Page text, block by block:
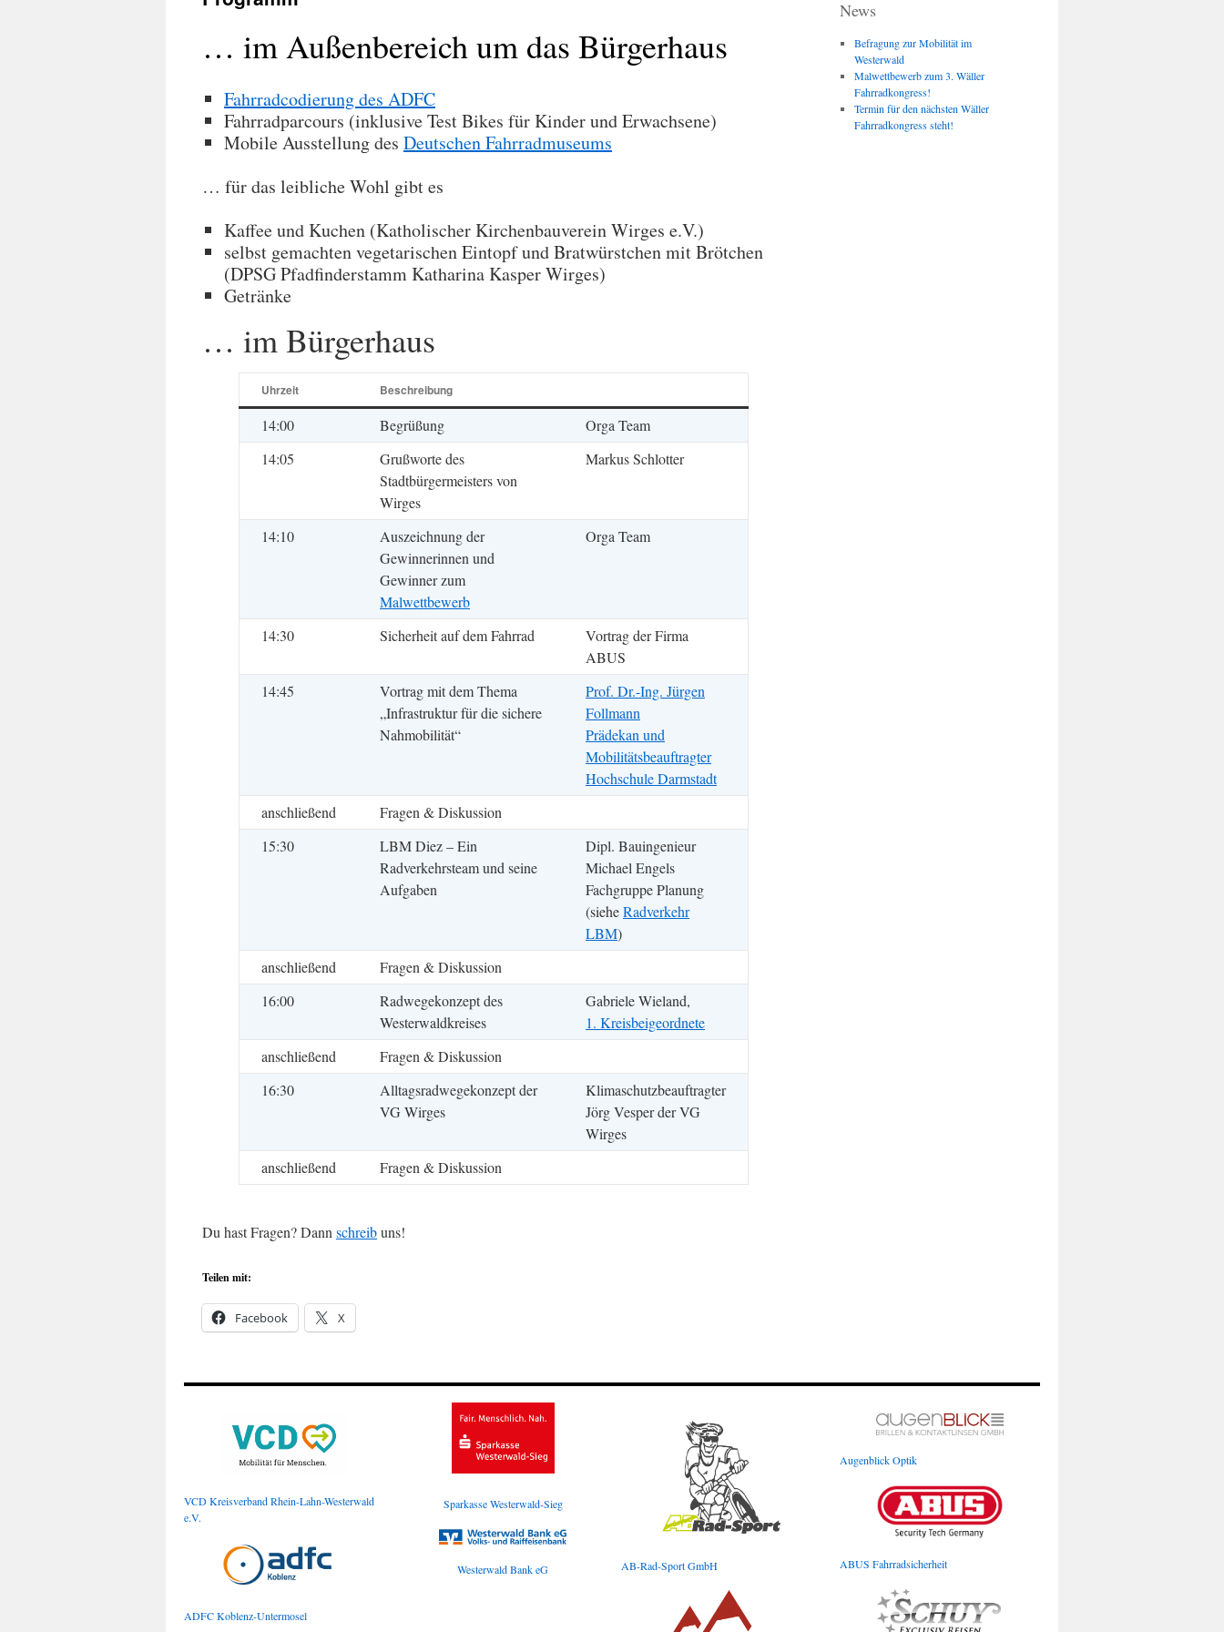
… im Außenbereich um das Bürgerhaus
Fahrradcodierung des ADFC
Fahrradparcours (inklusive Test Bikes für Kinder und Erwachsene)
Mobile Ausstellung des Deutschen Fahrradmuseums
… für das leibliche Wohl gibt es
Kaffee und Kuchen (Katholischer Kirchenbauverein Wirges e.V.)
selbst gemachten vegetarischen Eintopf und Bratwürstchen mit Brötchen
(DPSG Pfadfinderstamm Katharina Kasper Wirges)
Getränke
… im Bürgerhaus
Uhrzeit Beschreibung
14:00 Begrüßung
Orga Team
14:05
Grußworte des
Stadtbürgermeisters von
Wirges
Markus Schlotter
14:10
Auszeichnung der
Gewinnerinnen und
Gewinner zum
Malwettbewerb
Orga Team
14:30 Sicherheit auf dem Fahrrad
Vortrag der Firma
ABUS
14:45
Vortrag mit dem Thema
„Infrastruktur für die sichere
Nahmobilität“
Prof. Dr.-Ing. Jürgen
Follmann
Prädekan und
Mobilitätsbeauftragter
Hochschule Darmstadt
anschließend
Fragen & Diskussion
15:30
LBM Diez – Ein
Radverkehrsteam und seine
Aufgaben
Dipl. Bauingenieur
Michael Engels
Fachgruppe Planung
(sieheRadverkehr
LBM)
anschließend
Fragen & Diskussion
16:00
Radwegekonzept des
Westerwaldkreises
Gabriele Wieland,
1. Kreisbeigeordnete
anschließend
Fragen & Diskussion
16:30
Alltagsradwegekonzept der
VG Wirges
Klimaschutzbeauftragter
Jörg Vesper der VG
Wirges
anschließend
Fragen & Diskussion
Du hast Fragen? Dann schreibuns!
Teilen mit:
Facebook X
News
Befragung zur Mobilität im
Westerwald
Malwettbewerb zum 3. Wäller
Fahrradkongress!
Termin für den nächsten Wäller
Fahrradkongress steht!
VCD Kreisverband Rhein-Lahn-Westerwald
e.V.
ADFC Koblenz-Untermosel
Sparkasse Westerwald-Sieg
Westerwald Bank eG AB-Rad-Sport GmbH
Augenblick Optik
ABUS Fahrradsicherheit